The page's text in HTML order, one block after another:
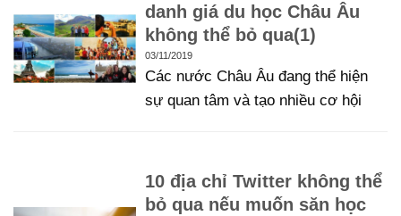
danh giá du học Châu Âu
không thể bỏ qua(1)
03/11/2019
Các nước Châu Âu đang thể hiện
sự quan tâm và tạo nhiều cơ hội
10 địa chỉ Twitter không thể
bỏ qua nếu muốn săn học